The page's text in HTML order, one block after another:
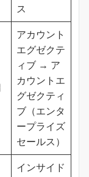
ス
アカウント
エグゼクテ
ィブ → ア
カウントエ
グゼクティ
ブ（エンタ
ープライズ
セールス）
インサイド